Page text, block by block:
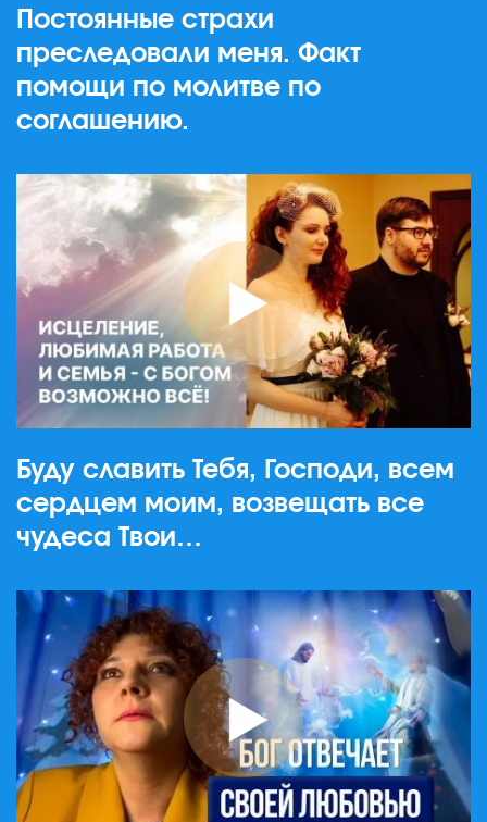
Постоянные страхи
преследовали меня. Факт
помощи по молитве по
соглашению.
Буду славить Тебя, Господи, всем
сердцем моим, возвещать все
чудеса Твои…